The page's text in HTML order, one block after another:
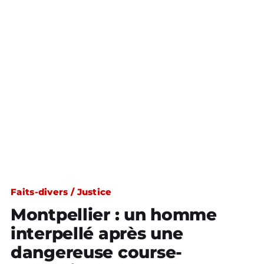
Faits-divers / Justice
Montpellier : un homme
interpellé après une
dangereuse course-